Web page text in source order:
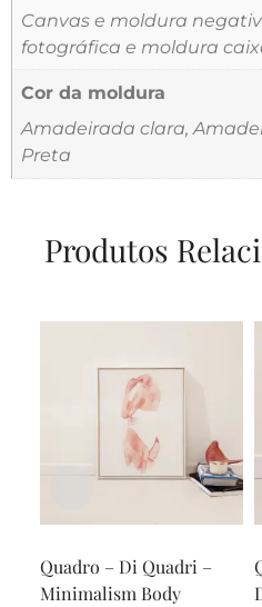
Canvas e moldura
fotográfica e moldura
Cor da moldura
Amadeirada clara,
Preta
Produtos
Quadro – Di Quadri –
Minimalism Body